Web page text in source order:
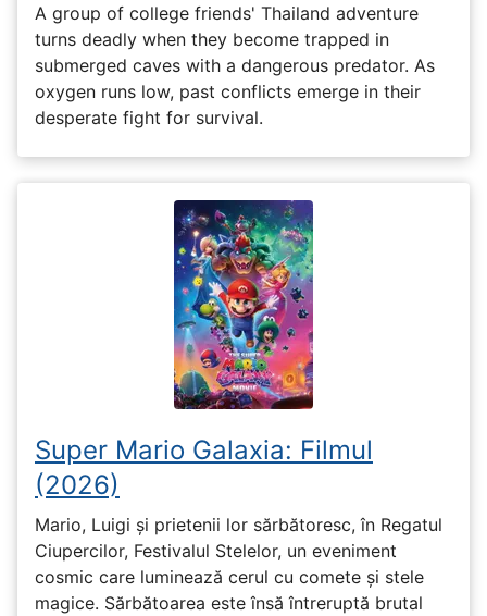
A group of college friends' Thailand adventure
turns deadly when they become trapped in
submerged caves with a dangerous predator. As
oxygen runs low, past conflicts emerge in their
desperate fight for survival.
Super Mario Galaxia: Filmul
(2026)
Mario, Luigi și prietenii lor sărbătoresc, în Regatul
Ciupercilor, Festivalul Stelelor, un eveniment
cosmic care luminează cerul cu comete și stele
magice. Sărbătoarea este însă întreruptă brutal